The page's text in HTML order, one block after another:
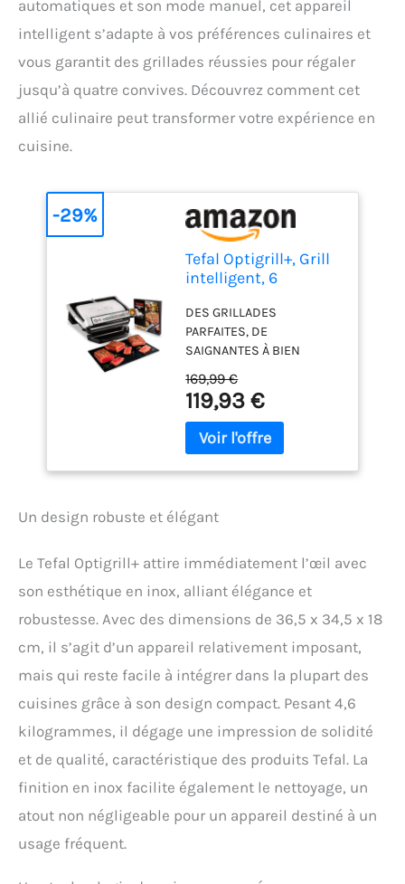
automatiques et son mode manuel, cet appareil
intelligent s’adapte à vos préférences culinaires et
vous garantit des grillades réussies pour régaler
jusqu’à quatre convives. Découvrez comment cet
allié culinaire peut transformer votre expérience en
cuisine.
Tefal Optigrill+, Grill
intelligent, 6
manuel, 4
personnes, GC712D12
DES GRILLADES
PARFAITES, DE
SAIGNANTES À BIEN
l'épaisseur de vos
aliments au millimètre
près, compte le nombre de
pièces et ajuste
simplement à l'anneau
lorsque la cuisson est
6programmes
automatiques pour la
légumes POLYVALENTS :
obtenez des résultats
programmes de cuisson
automatiques et à sa
FAMILIALE : idéal jusqu'à4
personnes REPARABILITE
15 ANS AU JUSTE PRIX :
Engagement de
169,99 €
119,93 €
-29%
Un design robuste et élégant
Le Tefal Optigrill+ attire immédiatement l’œil avec
son esthétique en inox, alliant élégance et
robustesse. Avec des dimensions de 36,5 x 34,5 x 18
cm, il s’agit d’un appareil relativement imposant,
mais qui reste facile à intégrer dans la plupart des
cuisines grâce à son design compact. Pesant 4,6
kilogrammes, il dégage une impression de solidité
et de qualité, caractéristique des produits Tefal. La
finition en inox facilite également le nettoyage, un
atout non négligeable pour un appareil destiné à un
usage fréquent.